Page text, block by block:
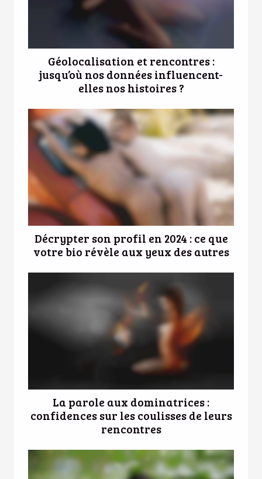
Géolocalisation et rencontres :
jusqu’où nos données influencent-
elles nos histoires ?
Décrypter son profil en 2024 : ce que
votre bio révèle aux yeux des autres
La parole aux dominatrices :
confidences sur les coulisses de leurs
rencontres